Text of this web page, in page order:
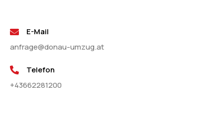
E-Mail
anfrage@donau-umzug.at
Telefon
+43662281200